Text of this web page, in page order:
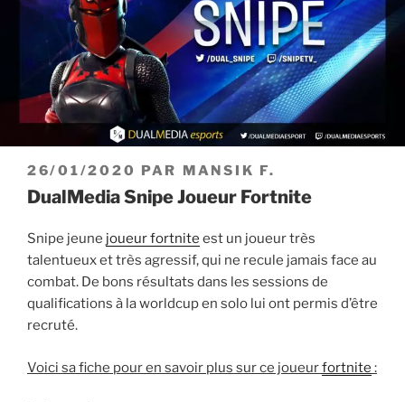
PUBLIÉ
LE
26/01/2020 PAR MANSIK F.
DualMedia Snipe Joueur Fortnite
Snipe jeune joueur fortnite est un joueur très
talentueux et très agressif, qui ne recule jamais face au
combat. De bons résultats dans les sessions de
qualifications à la worldcup en solo lui ont permis d’être
recruté.
Voici sa fiche pour en savoir plus sur ce joueurfortnite :